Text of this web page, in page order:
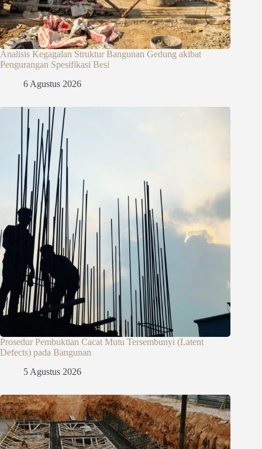
Analisis Kegagalan Struktur Bangunan Gedung akibat
Pengurangan Spesifikasi Besi
6 Agustus 2026
Prosedur Pembuktian Cacat Mutu Tersembunyi (Latent
Defects) pada Bangunan
5 Agustus 2026